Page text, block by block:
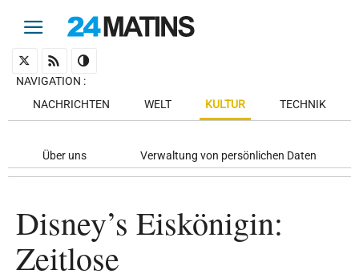
NAVIGATION :
NACHRICHTEN
WELT KULTUR TECHNIK
Über uns Verwaltung von persönlichen Daten
Disney’s Eiskönigin:
Zeitlose